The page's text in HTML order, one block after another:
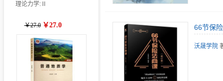
理论力学:Ⅱ
￥27.0 ￥27.0 66节保
沃晟学院